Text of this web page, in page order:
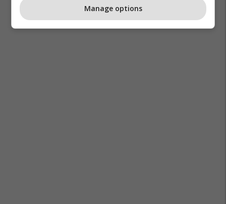
Manage options